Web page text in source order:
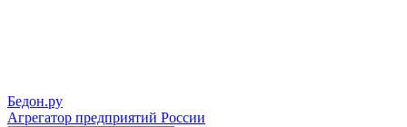
Бедон.ру
Агрегатор предприятий России